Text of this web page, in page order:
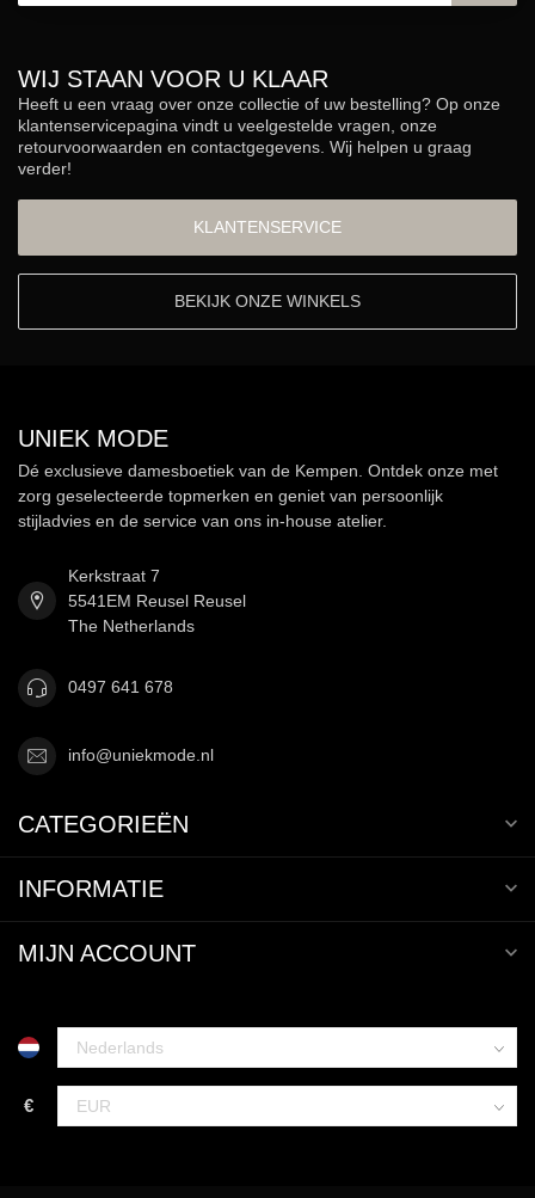
WIJ STAAN VOOR U KLAAR
Heeft u een vraag over onze collectie of uw bestelling? Op onze
klantenservicepagina vindt u veelgestelde vragen, onze
retourvoorwaarden en contactgegevens. Wij helpen u graag
verder!
KLANTENSERVICE
BEKIJK ONZE WINKELS
UNIEK MODE
Dé exclusieve damesboetiek van de Kempen. Ontdek onze met
zorg geselecteerde topmerken en geniet van persoonlijk
stijladvies en de service van ons in-house atelier.
Kerkstraat 7
5541EM Reusel Reusel
The Netherlands
0497 641 678
info@uniekmode.nl
CATEGORIEËN
INFORMATIE
MIJN ACCOUNT
€